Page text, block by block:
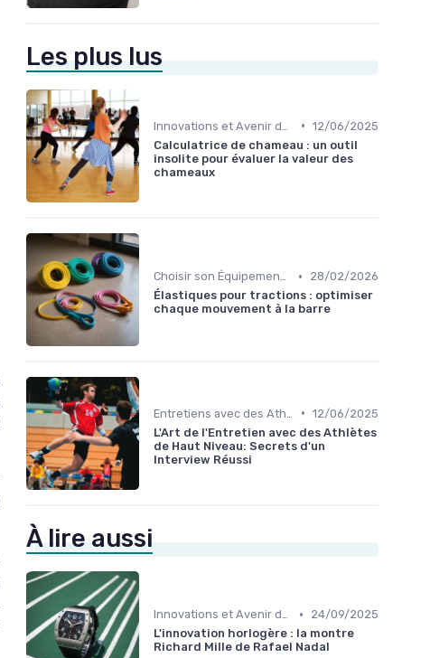
Les plus lus
• 12/06/2025
Calculatrice de chameau : un outil
insolite pour évaluer la valeur des
chameaux
Choisir son Équipement Sportif •
28/02/2026
Élastiques pour tractions : optimiser
chaque mouvement à la barre
• 12/06/2025
L'Art de l'Entretien avec des Athlètes
de Haut Niveau: Secrets d'un
Interview Réussi
À lire aussi
Innovations et Avenir du Sport •
24/09/2025
L'innovation horlogère : la montre
Richard Mille de Rafael Nadal